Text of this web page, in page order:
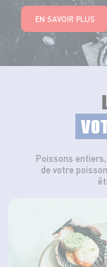
EN SAVOIR PLUS
Poissons
de votre